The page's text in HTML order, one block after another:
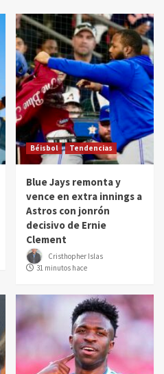
Béisbol Tendencias
Blue Jays remonta y
vence en extra innings a
Astros con jonrón
decisivo de Ernie
Clement
Cristhopher Islas
31 minutos hace